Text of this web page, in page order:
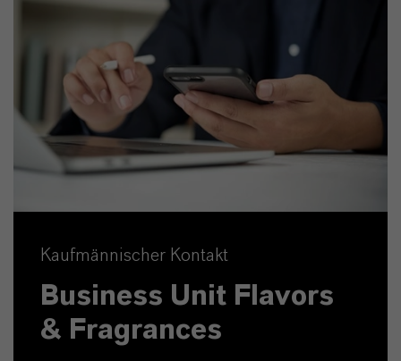
Kaufmännischer Kontakt
Business Unit Flavors
& Fragrances